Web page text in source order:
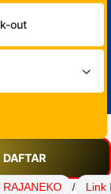
out
DAFTAR
RAJANEKO /
Link